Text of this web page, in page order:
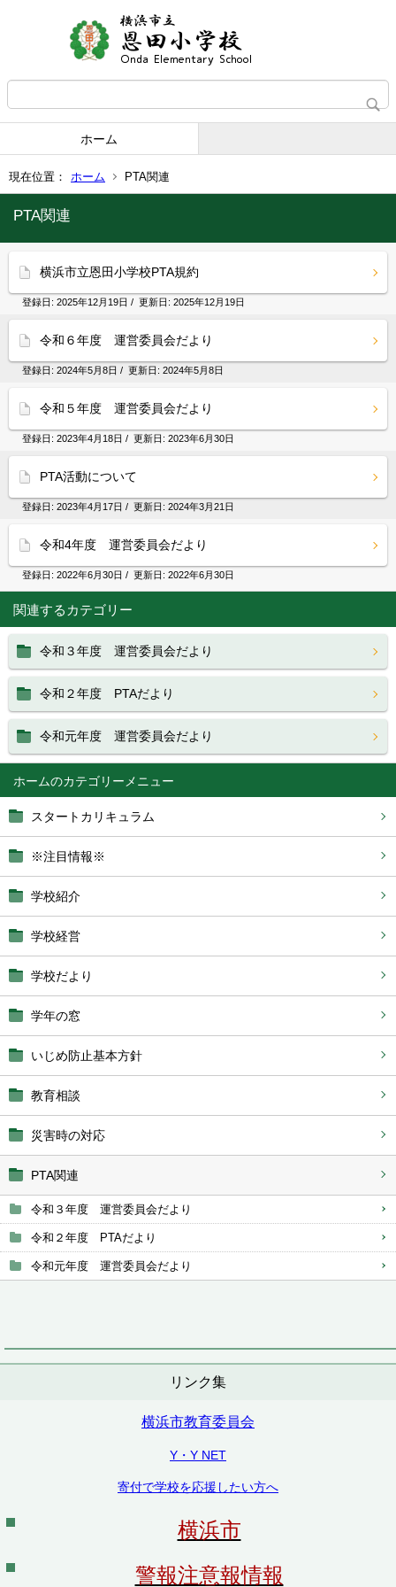
ホーム
現在位置： ホーム PTA関連
ホーム
スタートカリキュラム
※注目情報※
学校紹介
学校経営
学校だより
学年の窓
いじめ防止基本方針
教育相談
災害時の対応
PTA関連
令和３年度 運営委員会だより
令和２年度 PTAだより
令和元年度 運営委員会だより
リンク集
横浜市教育委員会
Y・Y NET
寄付で学校を応援したい方へ
横浜市
警報注意報情報
PTA関連
横浜市立恩田小学校PTA規約
登録日: 2025年12月19日 / 更新日: 2025年12月19日
令和６年度 運営委員会だより
登録日: 2024年5月8日 / 更新日: 2024年5月8日
令和５年度 運営委員会だより
登録日: 2023年4月18日 / 更新日: 2023年6月30日
PTA活動について
登録日: 2023年4月17日 / 更新日: 2024年3月21日
令和4年度 運営委員会だより
登録日: 2022年6月30日 / 更新日: 2022年6月30日
関連するカテゴリー
令和３年度 運営委員会だより
令和２年度 PTAだより
令和元年度 運営委員会だより